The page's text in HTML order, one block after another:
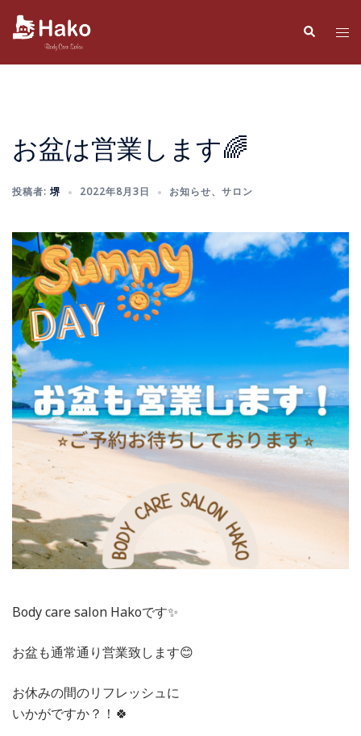
検
索
ト
お盆は営業します🌈
投稿者: 堺 2022年8月3日 お知らせ、 サロン
Body care salon Hakoです✨
お盆も通常通り営業致します😊
お休みの間のリフレッシュに
いかがですか？！🍀